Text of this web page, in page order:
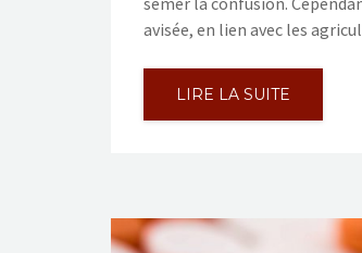
avisée, en lien avec les
LIRE LA SUITE